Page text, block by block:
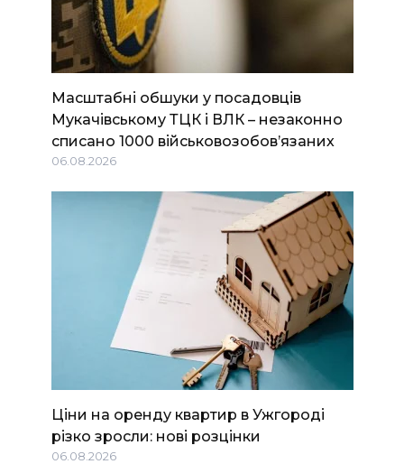
Масштабні обшуки у посадовців
Мукачівському ТЦК і ВЛК – незаконно
списано 1000 військовозобов’язаних
06.08.2026
Ціни на оренду квартир в Ужгороді
різко зросли: нові розцінки
06.08.2026